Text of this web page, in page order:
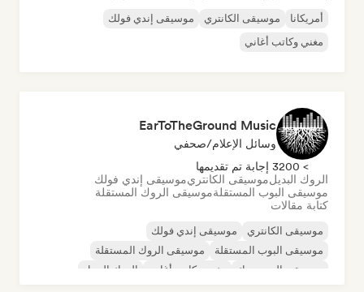
أمريكانا موسيقى الكانتري
موسيقى إندي فولك
مغني وكاتب أغاني
EarToTheGround Music
وسائل الإعلام/صحفي
> 3200 إجابة تم تقديمها
الروك البديلموسيقى الكانتريموسيقى إندي فولك
موسيقى البوب المستقلةموسيقى الروك المستقلة
كتابة مقالات
موسيقى الكانتري
موسيقى إندي فولك
موسيقى البوب المستقلة
موسيقى الروك المستقلة
موسيقى البوب روك
مغني وكاتب أغاني
الروك البديل